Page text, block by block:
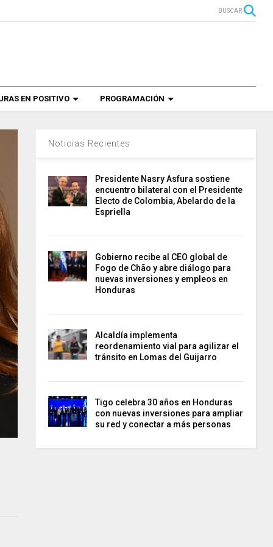
BUSCAR
EN POSITIVO PROGRAMACIÓN
Noticias Recientes
Presidente Nasry Asfura sostiene
encuentro bilateral con el Presidente
Electo de Colombia, Abelardo de la
Espriella
Gobierno recibe al CEO global de
Fogo de Chão y abre diálogo para
nuevas inversiones y empleos en
Honduras
Alcaldía implementa
reordenamiento vial para agilizar el
tránsito en Lomas del Guijarro
Tigo celebra 30 años en Honduras
con nuevas inversiones para ampliar
su red y conectar a más personas